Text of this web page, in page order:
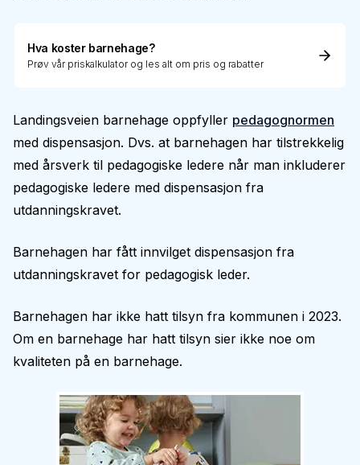
Hva koster barnehage?
Prøv vår priskalkulator og les alt om pris og rabatter
Landingsveien barnehage oppfyller pedagognormen
med dispensasjon. Dvs. at barnehagen har tilstrekkelig
med årsverk til pedagogiske ledere når man inkluderer
pedagogiske ledere med dispensasjon fra
utdanningskravet.
Barnehagen har fått innvilget dispensasjon fra
utdanningskravet for pedagogisk leder.
Barnehagen har ikke hatt tilsyn fra kommunen i 2023.
Om en barnehage har hatt tilsyn sier ikke noe om
kvaliteten på en barnehage.